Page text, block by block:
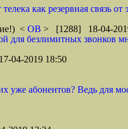
как резервная связь от
< ОВ > [1288] 18-04-
для безлимитных звонков
04-2019 18:50
уже абонентов? Ведь для